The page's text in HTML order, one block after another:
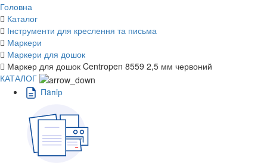
Головна
Каталог
Інструменти для креслення та письма
Маркери
Маркери для дошок
Маркер для дошок Centropen 8559 2,5 мм червоний
КАТАЛОГ
Пaпiр